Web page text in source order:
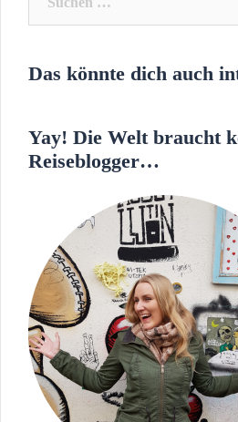
Das könnte dich auch
Yay! Die Welt braucht
Reiseblogger…